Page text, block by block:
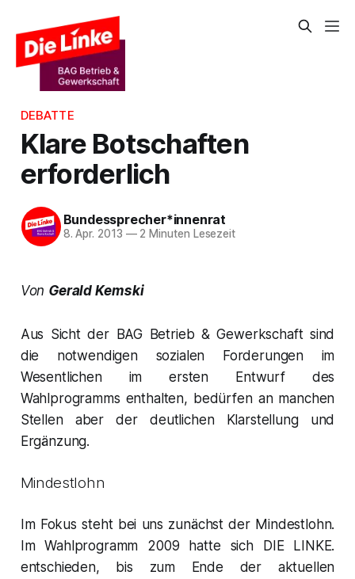
DEBATTE
Klare Botschaften
erforderlich
Bundessprecher*innenrat
8. Apr. 2013 —2 Minuten Lesezeit
Von Gerald Kemski
Aus Sicht der BAG Betrieb & Gewerkschaft sind
die notwendigen sozialen Forderungen im
Wesentlichen im ersten Entwurf des
Wahlprogramms enthalten, bedürfen an manchen
Stellen aber der deutlichen Klarstellung und
Ergänzung.
Mindestlohn
Im Fokus steht bei uns zunächst der Mindestlohn.
Im Wahlprogramm 2009 hatte sich DIE LINKE.
entschieden, bis zum Ende der aktuellen